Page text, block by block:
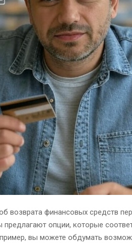
возврата финансовых средств
опции, которые
вы можете обдумать